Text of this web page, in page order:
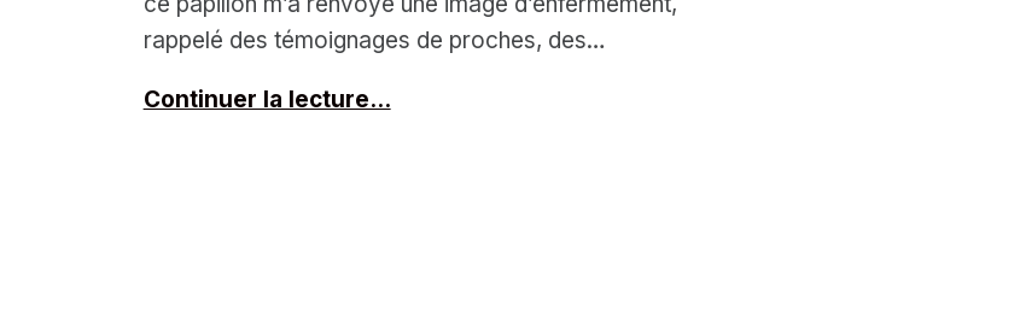
rappelé des témoignages de proches, des…
Continuer la lecture…